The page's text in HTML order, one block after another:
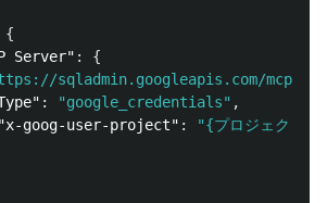
{
Server" :
{
sqladmin.googleapis.com/mcp"
: "google_credentials" ,
"x-goog-user-project" :
"{プロジェクト